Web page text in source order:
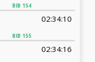
BIB 154
BIB 155
02:34:10
02:34:16